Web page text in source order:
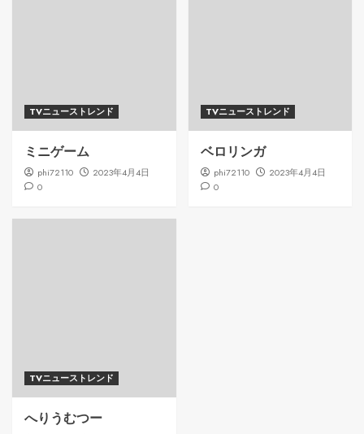
TVニューストレンド
ミニゲーム
phi72110
2023年4月4日
0
TVニューストレンド
ベロリンガ
phi72110
2023年4月4日
0
TVニューストレンド
へりうむつー